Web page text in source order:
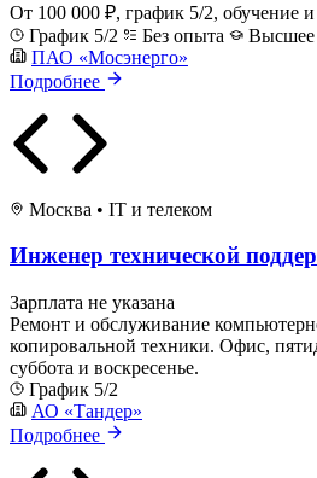
От 100 000 ₽, график 5/2, обучение
График 5/2
Без опыта
Высшее
ПАО «Мосэнерго»
Подробнее
Москва • IT и телеком
Инженер технической
Зарплата не указана
Ремонт и обслуживание
копировальной техники. Офис,
суббота и воскресенье.
График 5/2
АО «Тандер»
Подробнее